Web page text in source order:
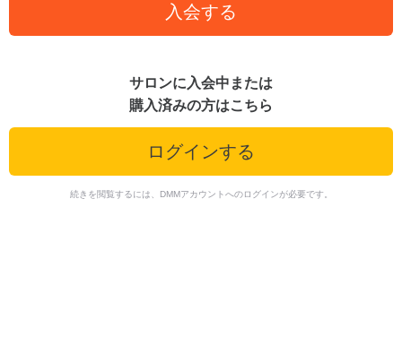
入会する
サロンに入会中または
購入済みの方はこちら
ログインする
続きを閲覧するには、DMMアカウントへのログインが必要です。